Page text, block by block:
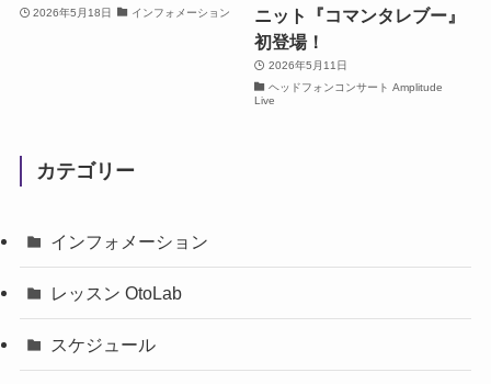
2026年5月18日 インフォメーション
ニット『コマンタレブー』
初登場！
2026年5月11日
ヘッドフォンコンサート Amplitude
Live
カテゴリー
インフォメーション
レッスン OtoLab
スケジュール